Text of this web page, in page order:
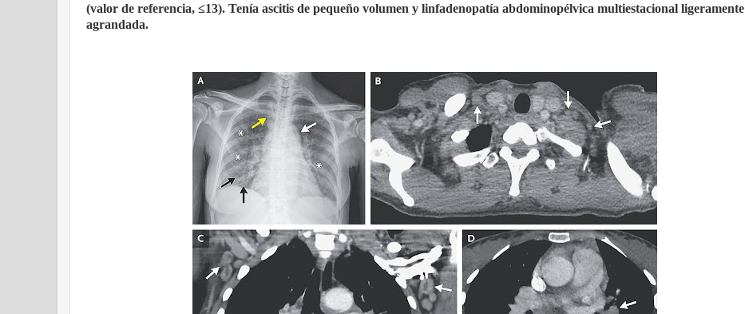
(valor de referencia, ≤13). Tenía ascitis de pequeño volumen y linfadenopatía abdominopélvica multiestacional ligeramente
agrandada.